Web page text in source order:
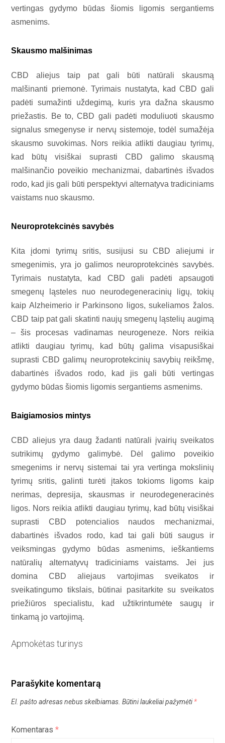
vertingas gydymo būdas šiomis ligomis sergantiems
asmenims.
Skausmo malšinimas
CBD aliejus taip pat gali būti natūrali skausmą
malšinanti priemonė. Tyrimais nustatyta, kad CBD gali
padėti sumažinti uždegimą, kuris yra dažna skausmo
priežastis. Be to, CBD gali padėti moduliuoti skausmo
signalus smegenyse ir nervų sistemoje, todėl sumažėja
skausmo suvokimas. Nors reikia atlikti daugiau tyrimų,
kad būtų visiškai suprasti CBD galimo skausmą
malšinančio poveikio mechanizmai, dabartinės išvados
rodo, kad jis gali būti perspektyvi alternatyva tradiciniams
vaistams nuo skausmo.
Neuroprotekcinės savybės
Kita įdomi tyrimų sritis, susijusi su CBD aliejumi ir
smegenimis, yra jo galimos neuroprotekcinės savybės.
Tyrimais nustatyta, kad CBD gali padėti apsaugoti
smegenų ląsteles nuo neurodegeneracinių ligų, tokių
kaip Alzheimerio ir Parkinsono ligos, sukeliamos žalos.
CBD taip pat gali skatinti naujų smegenų ląstelių augimą
– šis procesas vadinamas neurogeneze. Nors reikia
atlikti daugiau tyrimų, kad būtų galima visapusiškai
suprasti CBD galimų neuroprotekcinių savybių reikšmę,
dabartinės išvados rodo, kad jis gali būti vertingas
gydymo būdas šiomis ligomis sergantiems asmenims.
Baigiamosios mintys
CBD aliejus yra daug žadanti natūrali įvairių sveikatos
sutrikimų gydymo galimybė. Dėl galimo poveikio
smegenims ir nervų sistemai tai yra vertinga mokslinių
tyrimų sritis, galinti turėti įtakos tokioms ligoms kaip
nerimas, depresija, skausmas ir neurodegeneracinės
ligos. Nors reikia atlikti daugiau tyrimų, kad būtų visiškai
suprasti CBD potencialios naudos mechanizmai,
dabartinės išvados rodo, kad tai gali būti saugus ir
veiksmingas gydymo būdas asmenims, ieškantiems
natūralių alternatyvų tradiciniams vaistams. Jei jus
domina CBD aliejaus vartojimas sveikatos ir
sveikatingumo tikslais, būtinai pasitarkite su sveikatos
priežiūros specialistu, kad užtikrintumėte saugų ir
tinkamą jo vartojimą.
Apmokėtas turinys
Parašykite komentarą
El. pašto adresas nebus skelbiamas. Būtini laukeliai pažymėti*
Komentaras*